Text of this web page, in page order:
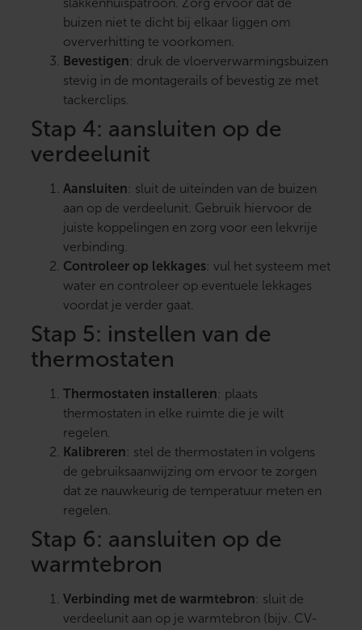
slakkenhuispatroon. Zorg ervoor dat de
buizen niet te dicht bij elkaar liggen om
oververhitting te voorkomen.
Bevestigen: druk de vloerverwarmingsbuizen
stevig in de montagerails of bevestig ze met
tackerclips.
Stap 4: aansluiten op de
verdeelunit
Aansluiten: sluit de uiteinden van de buizen
aan op de verdeelunit. Gebruik hiervoor de
juiste koppelingen en zorg voor een lekvrije
verbinding.
Controleer op lekkages: vul het systeem met
water en controleer op eventuele lekkages
voordat je verder gaat.
Stap 5: instellen van de
thermostaten
Thermostaten installeren: plaats
thermostaten in elke ruimte die je wilt
regelen.
Kalibreren: stel de thermostaten in volgens
de gebruiksaanwijzing om ervoor te zorgen
dat ze nauwkeurig de temperatuur meten en
regelen.
Stap 6: aansluiten op de
warmtebron
Verbinding met de warmtebron: sluit de
verdeelunit aan op je warmtebron (bijv. CV-